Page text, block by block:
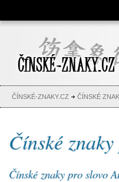
Čínské znaky, česko-
slovník, abeceda,
tetování
ČÍNSKÉ-ZNAKY.CZ ČÍNSKÉ
Čínské
Čínské znaky pro slovo